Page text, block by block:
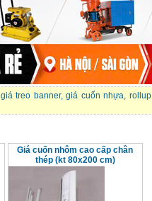
giá treo banner,giá cuốn nhựa, rollup
Giá cuốn nhôm cao cấp chân
thép (kt 80x200 cm)